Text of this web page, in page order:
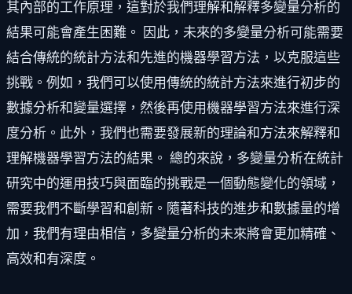
其內部的工作原理，這對於我們理解和解釋多變量分析的
結果可能會產生困難。 因此，未來的多變量分析可能需要
結合傳統的統計方法和先進的機器學習方法，以克服這些
挑戰。例如，我們可以使用傳統的統計方法來進行初步的
數據分析和變量選擇，然後再使用機器學習方法來進行深
度分析。此外，我們也需要發展新的理論和方法來解釋和
理解機器學習方法的結果。 總的來說，多變量分析在統計
研究中的運用技巧與面臨的挑戰是一個動態變化的領域，
需要我們不斷學習和創新。隨著科技的進步和數據量的增
加，我們有理由相信，多變量分析的未來將會更加精確、
高效和有深度。